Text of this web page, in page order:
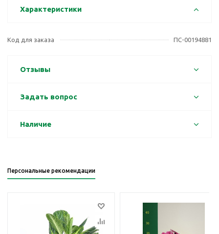
Характеристики
Код для заказа ПС-00194881
Отзывы
Задать вопрос
Наличие
Персональные рекомендации